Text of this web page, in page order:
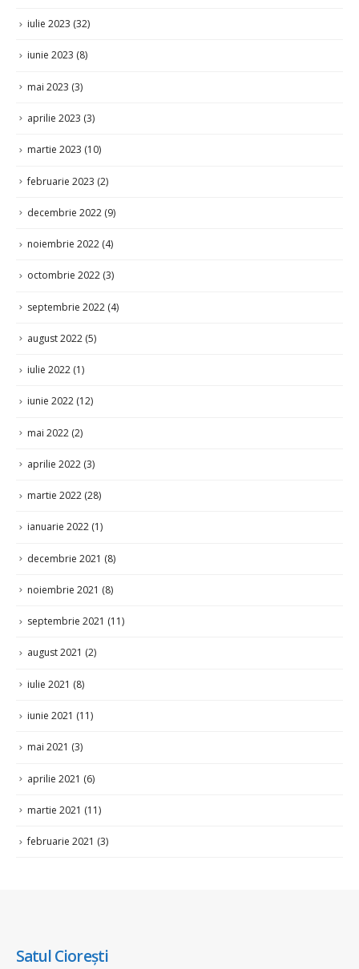
iulie 2023 (32)
iunie 2023 (8)
mai 2023 (3)
aprilie 2023 (3)
martie 2023 (10)
februarie 2023 (2)
decembrie 2022 (9)
noiembrie 2022 (4)
octombrie 2022 (3)
septembrie 2022 (4)
august 2022 (5)
iulie 2022 (1)
iunie 2022 (12)
mai 2022 (2)
aprilie 2022 (3)
martie 2022 (28)
ianuarie 2022 (1)
decembrie 2021 (8)
noiembrie 2021 (8)
septembrie 2021 (11)
august 2021 (2)
iulie 2021 (8)
iunie 2021 (11)
mai 2021 (3)
aprilie 2021 (6)
martie 2021 (11)
februarie 2021 (3)
Satul Ciorești